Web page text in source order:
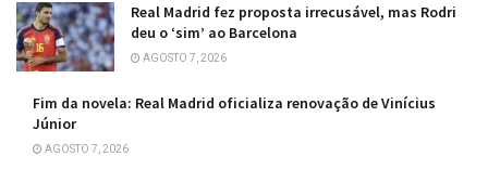
Real Madrid fez proposta irrecusável, mas Rodri
deu o ‘sim’ ao Barcelona
AGOSTO 7, 2026
Fim da novela: Real Madrid oficializa renovação de Vinícius
Júnior
AGOSTO 7, 2026